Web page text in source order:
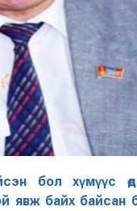
бол хүмүүс
явж байх байсан